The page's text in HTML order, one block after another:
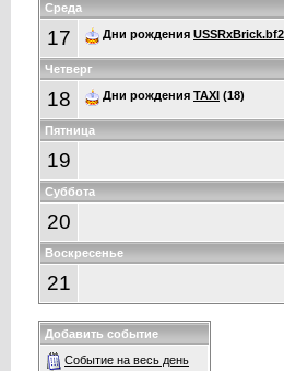
Среда
17 Дни рождения USSRxBrick.bf2
Четверг
18 Дни рождения TAXI (18)
Пятница
19
Суббота
20
Воскресенье
21
Добавить событие
Событие на весь день